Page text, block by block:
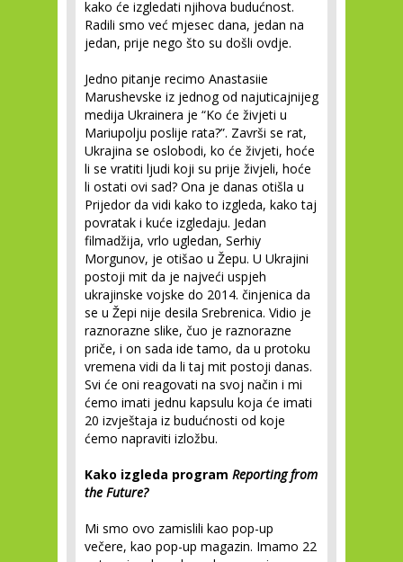
kako će izgledati njihova budućnost.
Radili smo već mjesec dana, jedan na
jedan, prije nego što su došli ovdje.
Jedno pitanje recimo Anastasiie
Marushevske iz jednog od najuticajnijeg
medija Ukrainera je “Ko će živjeti u
Mariupolju poslije rata?”. Završi se rat,
Ukrajina se oslobodi, ko će živjeti, hoće
li se vratiti ljudi koji su prije živjeli, hoće
li ostati ovi sad? Ona je danas otišla u
Prijedor da vidi kako to izgleda, kako taj
povratak i kuće izgledaju. Jedan
filmadžija, vrlo ugledan, Serhiy
Morgunov, je otišao u Žepu. U Ukrajini
postoji mit da je najveći uspjeh
ukrajinske vojske do 2014. činjenica da
se u Žepi nije desila Srebrenica. Vidio je
raznorazne slike, čuo je raznorazne
priče, i on sada ide tamo, da u protoku
vremena vidi da li taj mit postoji danas.
Svi će oni reagovati na svoj način i mi
ćemo imati jednu kapsulu koja će imati
20 izvještaja iz budućnosti od koje
ćemo napraviti izložbu.
Kako izgleda program Reporting from
the Future?
Mi smo ovo zamislili kao pop-up
večere, kao pop-up magazin. Imamo 22